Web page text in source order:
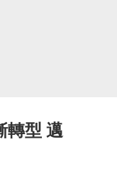
轉型 邁